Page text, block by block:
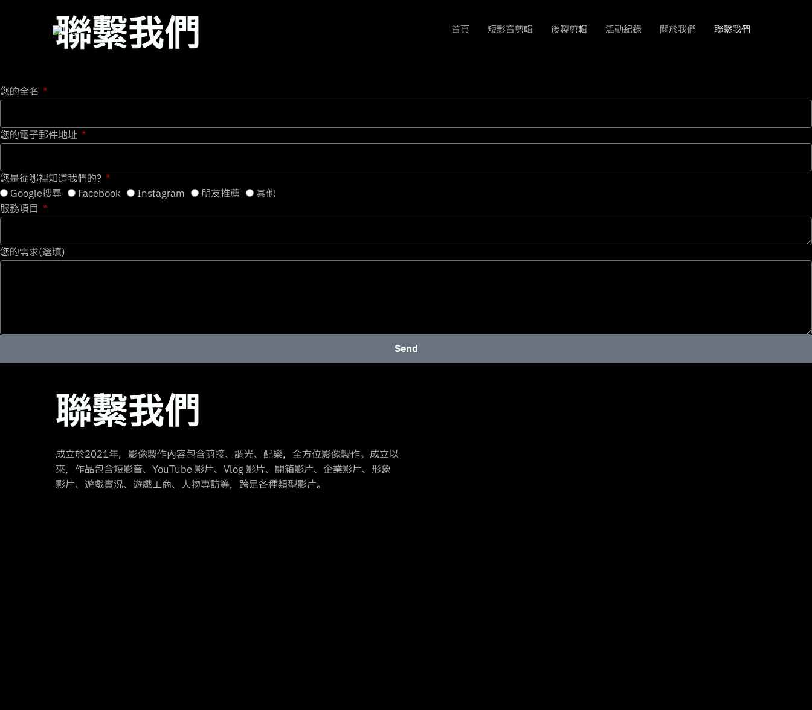
首頁 短影音剪輯 後製剪輯 活動紀錄 關於我們 聯繫我們
聯繫我們
您的全名
您的電子郵件地址
您是從哪裡知道我們的?
Google搜尋
Facebook Instagram 朋友推薦
其他
服務項目
您的需求(選填)
Send
聯繫我們
成立於2021年，影像製作內容包含剪接、調光、配樂，全方位影像製作。成立以
來，作品包含短影音、YouTube 影片、Vlog 影片、開箱影片、企業影片、形象
影片、遊戲實況、遊戲工商、人物專訪等，跨足各種類型影片。